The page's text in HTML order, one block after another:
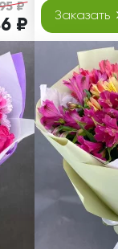
₽
₽
Заказать